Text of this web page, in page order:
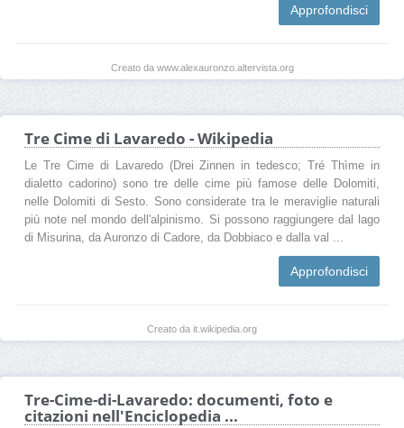
Approfondisci
Creato da www.alexauronzo.altervista.org
Tre Cime di Lavaredo - Wikipedia
Le Tre Cime di Lavaredo (Drei Zinnen in tedesco; Tré Thìme in
dialetto cadorino) sono tre delle cime più famose delle Dolomiti,
nelle Dolomiti di Sesto. Sono considerate tra le meraviglie naturali
più note nel mondo dell'alpinismo. Si possono raggiungere dal lago
di Misurina, da Auronzo di Cadore, da Dobbiaco e dalla val ...
Approfondisci
Creato da it.wikipedia.org
Tre-Cime-di-Lavaredo: documenti, foto e
citazioni nell'Enciclopedia ...